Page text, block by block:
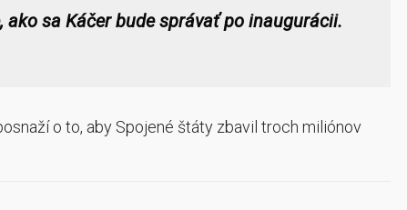
ako sa Káčer bude správať po inaugurácii.
o to, aby Spojené štáty zbavil troch miliónov